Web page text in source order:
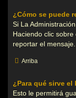
¿Cómo se puede
Si La
Haciendo clic
reportar el mensaje.
Arriba
¿Para qué sirve
Esto le permitirá